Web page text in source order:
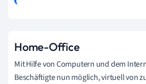
Home-Office
Mit Hilfe von Computern und dem
Beschäftigte nun möglich, virtuell von